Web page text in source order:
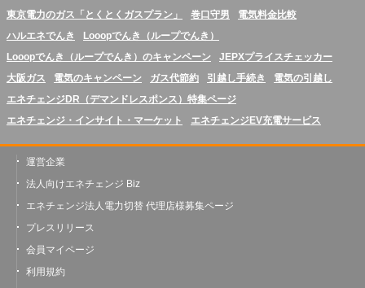
東京電力のガス「とくとくガスプラン」
巻口守男
電気料金比較
ハルエネでんき
Looopでんき（ループでんき）
Looopでんき（ループでんき）のキャンペーン
JEPXプライスチェッカー
大阪ガス
電気のキャンペーン ガス代節約 引越し手続き
電気の引越し
エネチェンジDR（デマンドレスポンス）特集ページ
エネチェンジ・インサイト・マーケット
エネチェンジEV充電サービス
運営企業
法人向けエネチェンジ Biz
エネチェンジ法人電力切替 代理店様募集ページ
プレスリリース
会員マイページ
利用規約